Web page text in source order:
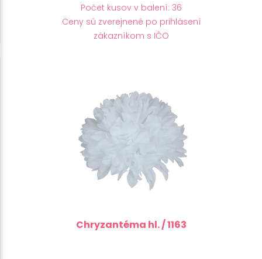
Počet kusov v balení: 36
Ceny sú zverejnené po prihlásení
zákazníkom s IČO
Chryzantéma hl. / 1163